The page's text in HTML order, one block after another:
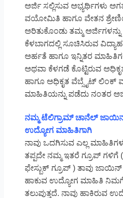
ಅರ್ಜಿ ಸಲ್ಲಿಸುವ ಅಭ್ಯರ್ಥಿಗಳು
ವಯೋಮಿತಿ ಹಾಗೂ ವೇತನ
ಅರಿತುಕೊಂಡು ತಮ್ಮ
ಕೆಳಬಾಗದಲ್ಲಿ ಸೂಚಿಸಿರುವ
ಅರ್ಹತೆ ಹಾಗೂ ಇನ್ನಿತರ
ಅಥವಾ ಕೆಳಗಡೆ ಕೊಟ್ಟಿರುವ
ಹಾಗೂ ಅಧಿಕೃತ ವೆಬ್ಸೈಟ್ ಲಿಂಕ್
ಮಾಹಿತಿಯನ್ನು ಪಡೆದು ನಂತರ
ನಮ್ಮ ಟೆಲಿಗ್ರಾಮ್ ಚಾನೆಲ್
ಉದ್ಯೋಗ ಮಾಹಿತಿಗಾಗಿ
ನಾವು ಒದಗಿಸುವ ಎಲ್ಲ
ತಪ್ಪದೇ ನಮ್ಮ ಇತರೆ ಗ್ರೂಪ್
ಫೇಸ್ಬುಕ್ ಗ್ರೂಪ್ ) ತಾವು
ಹಾಕುವ ಉದ್ಯೋಗ ಮಾಹಿತಿ ನಿಮಗೆ
ತಲುಪುತ್ತದೆ. ನಾವು